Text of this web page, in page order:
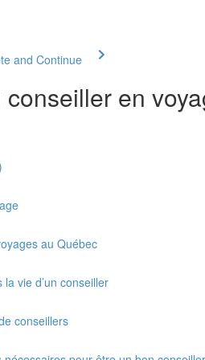
and Continue
en
au Québec
vie d’un conseiller
conseillers